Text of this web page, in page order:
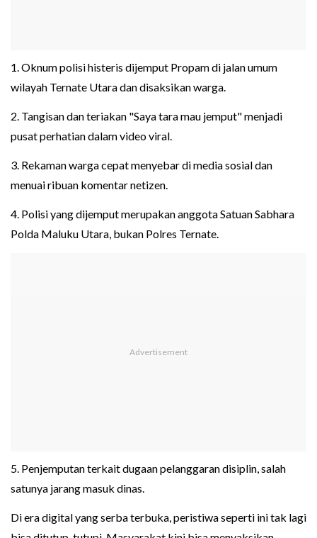
1. Oknum polisi histeris dijemput Propam di jalan umum
wilayah Ternate Utara dan disaksikan warga.
2. Tangisan dan teriakan "Saya tara mau jemput" menjadi
pusat perhatian dalam video viral.
3. Rekaman warga cepat menyebar di media sosial dan
menuai ribuan komentar netizen.
4. Polisi yang dijemput merupakan anggota Satuan Sabhara
Polda Maluku Utara, bukan Polres Ternate.
5. Penjemputan terkait dugaan pelanggaran disiplin, salah
satunya jarang masuk dinas.
Di era digital yang serba terbuka, peristiwa seperti ini tak lagi